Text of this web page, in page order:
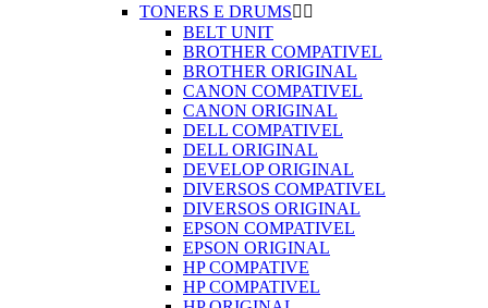
TONERS E DRUMS 
BELT UNIT
BROTHER COMPATIVEL
BROTHER ORIGINAL
CANON COMPATIVEL
CANON ORIGINAL
DELL COMPATIVEL
DELL ORIGINAL
DEVELOP ORIGINAL
DIVERSOS COMPATIVEL
DIVERSOS ORIGINAL
EPSON COMPATIVEL
EPSON ORIGINAL
HP COMPATIVE
HP COMPATIVEL